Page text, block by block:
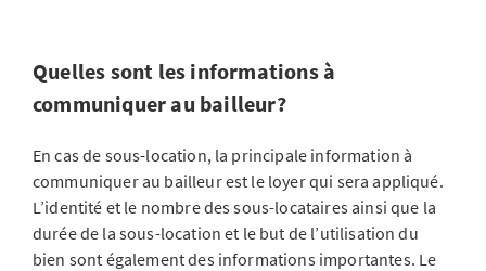
Quelles sont les informations à
communiquer au bailleur?
En cas de sous-location, la principale information à
communiquer au bailleur est le loyer qui sera appliqué.
L’identité et le nombre des sous-locataires ainsi que la
durée de la sous-location et le but de l’utilisation du
bien sont également des informations importantes. Le